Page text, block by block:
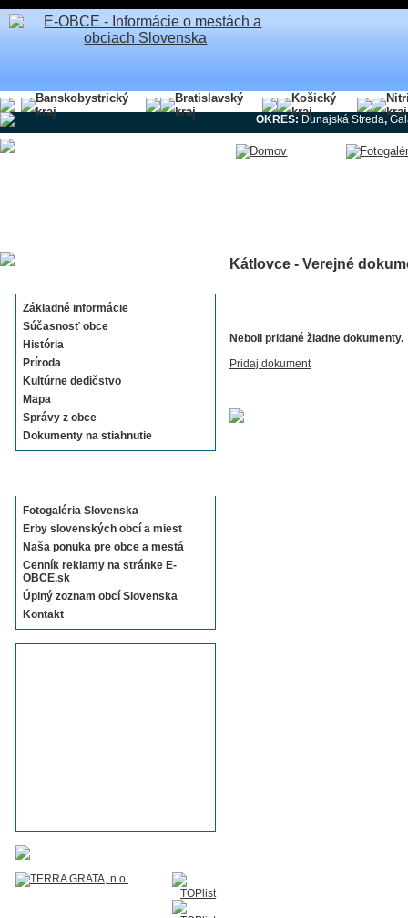
Banskobystrický
kraj
Bratislavský
kraj
Košický
kraj
kraj
OKRES: Dunajská Streda,
Základné informácie
Súčasnosť obce
História
Príroda
Kultúrne dedičstvo
Mapa
Správy z obce
Dokumenty na stiahnutie
Fotogaléria Slovenska
Erby slovenských obcí a miest
Naša ponuka pre obce a mestá
Cenník reklamy na stránke E-
OBCE.sk
Úplný zoznam obcí Slovenska
Kontakt
Kátlovce - Verejné
Neboli pridané žiadne dokumenty.
Pridaj dokument